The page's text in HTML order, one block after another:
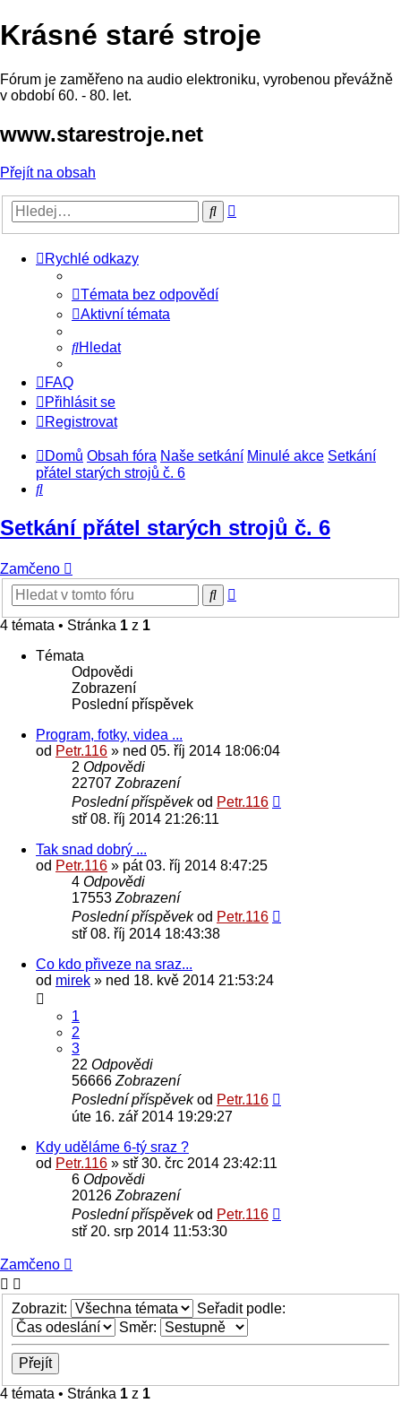
Krásné staré stroje
Fórum je zaměřeno na audio elektroniku, vyrobenou převážně
v období 60. - 80. let.
www.starestroje.net
Přejít na obsah
Hledat
Rychlé odkazy
Témata bez odpovědí
Aktivní témata
Hledat
FAQ
Přihlásit se
Registrovat
Domů Obsah fóra Naše setkání Minulé akce Setkání
přátel starých strojů č. 6
Hledat
Setkání přátel starých strojů č. 6
Zamčeno
Hledat
4 témata • Stránka 1 z 1
Témata
Odpovědi
Zobrazení
Poslední příspěvek
Program, fotky, videa ...
od Petr.116 » ned 05. říj 2014 18:06:04
2 Odpovědi
22707 Zobrazení
Poslední příspěvekod Petr.116
stř 08. říj 2014 21:26:11
Tak snad dobrý ...
od Petr.116 » pát 03. říj 2014 8:47:25
4 Odpovědi
17553 Zobrazení
Poslední příspěvekod Petr.116
stř 08. říj 2014 18:43:38
Co kdo přiveze na sraz...
od mirek » ned 18. kvě 2014 21:53:24
1
2
3
22 Odpovědi
56666 Zobrazení
Poslední příspěvekod Petr.116
úte 16. zář 2014 19:29:27
Kdy uděláme 6-tý sraz ?
od Petr.116 » stř 30. črc 2014 23:42:11
6 Odpovědi
20126 Zobrazení
Poslední příspěvekod Petr.116
stř 20. srp 2014 11:53:30
Zamčeno
Zobrazit:
Seřadit podle:
Směr:
4 témata • Stránka 1 z 1